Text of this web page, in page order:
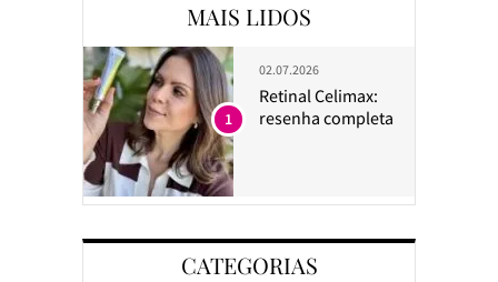
MAIS LIDOS
02.07.2026
Retinal Celimax:
resenha completa
1
CATEGORIAS